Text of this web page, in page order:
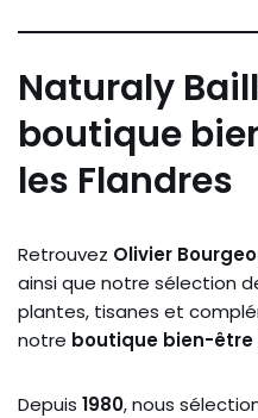
Naturaly
boutique
les Flandres
Retrouvez Olivier
ainsi que notre sélection
plantes, tisanes et
notre boutique bien-être
Depuis 1980, nous